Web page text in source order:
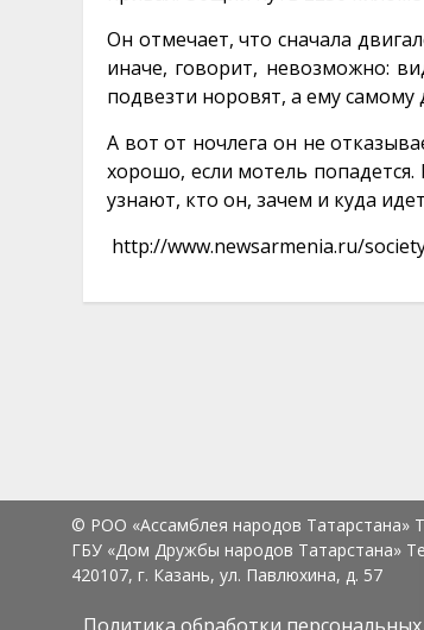
Он отмечает, что сначала
иначе, говорит, невозможно:
подвезти норовят, а ему самому
А вот от ночлега он не
хорошо, если мотель попадется.
узнают, кто он, зачем и куда
http://www.newsarmenia.ru/
© РОО «Ассамблея народов Татарстана»
ГБУ «Дом Дружбы народов Татарстана»
420107, г. Казань, ул. Павлюхина, д. 57